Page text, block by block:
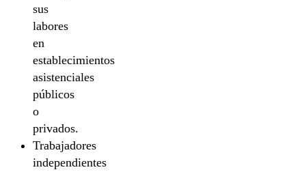
sus
labores
en
establecimientos
asistenciales
públicos
o
privados.
Trabajadores
independientes